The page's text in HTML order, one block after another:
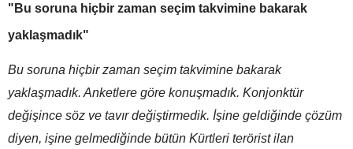
"Bu soruna hiçbir zaman seçim takvimine bakarak
yaklaşmadık"
Bu soruna hiçbir zaman seçim takvimine bakarak
yaklaşmadık. Anketlere göre konuşmadık. Konjonktür
değişince söz ve tavır değiştirmedik. İşine geldiğinde çözüm
diyen, işine gelmediğinde bütün Kürtleri terörist ilan